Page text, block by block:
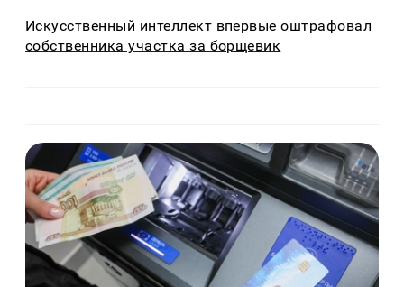
Искусственный интеллект впервые оштрафовал
собственника участка за борщевик